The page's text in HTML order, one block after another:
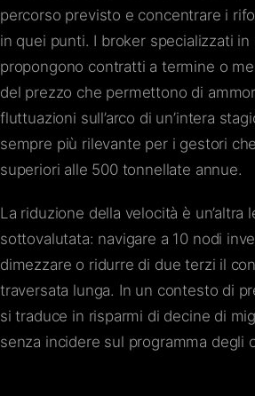
percorso previsto e concentrare i
in quei punti. I broker specializzati
propongono contratti a termine o
del prezzo che permettono di
fluttuazioni sull’arco di un’intera
sempre più rilevante per i gestori
superiori alle 500 tonnellate annue.
La riduzione della velocità è un’altra
sottovalutata: navigare a 10 nodi
dimezzare o ridurre di due terzi il
traversata lunga. In un contesto di
si traduce in risparmi di decine di
senza incidere sul programma degli